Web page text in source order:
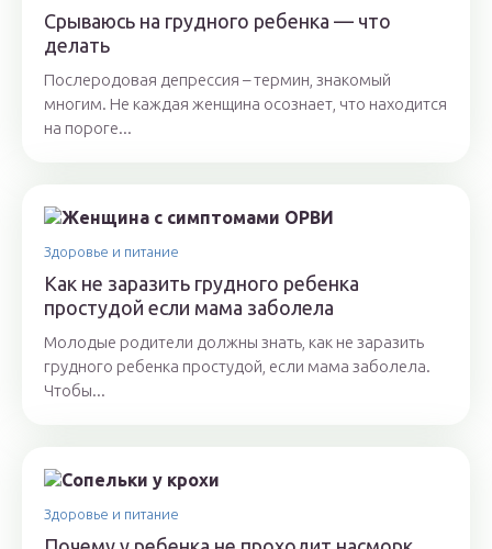
Срываюсь на грудного ребенка — что
делать
Послеродовая депрессия – термин, знакомый
многим. Не каждая женщина осознает, что находится
на пороге...
Здоровье и питание
Как не заразить грудного ребенка
простудой если мама заболела
Молодые родители должны знать, как не заразить
грудного ребенка простудой, если мама заболела.
Чтобы...
Здоровье и питание